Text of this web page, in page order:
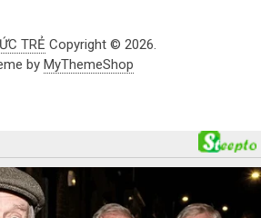
TRẺ Copyright © 2026.
by MyThemeShop